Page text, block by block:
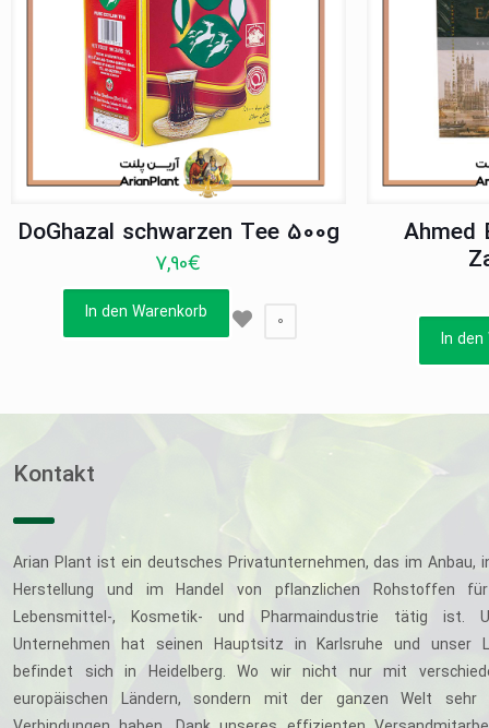
DoGhazal schwarzen Tee 500g
7,90€
In den Warenkorb 0
Ahmed
In den
Kontakt
Arian Plant ist ein deutsches Privatunternehmen, das im Anbau,
Herstellung und im Handel von pflanzlichen Rohstoffen
Lebensmittel-, Kosmetik- und Pharmaindustrie tätig ist.
Unternehmen hat seinen Hauptsitz in Karlsruhe und unser
befindet sich in Heidelberg. Wo wir nicht nur mit
europäischen Ländern, sondern mit der ganzen Welt sehr